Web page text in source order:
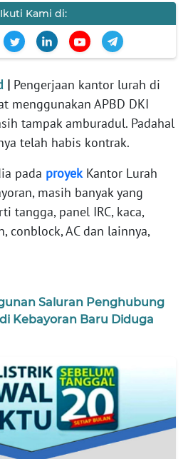
Ikuti Kami di:
| Pengerjaan kantor lurah di
menggunakan APBD DKI
tampak amburadul. Padahal
telah habis kontrak.
pada proyekKantor Lurah
masih banyak yang
tangga, panel IRC, kaca,
conblock, AC dan lainnya,
Saluran Penghubung
Kebayoran Baru Diduga